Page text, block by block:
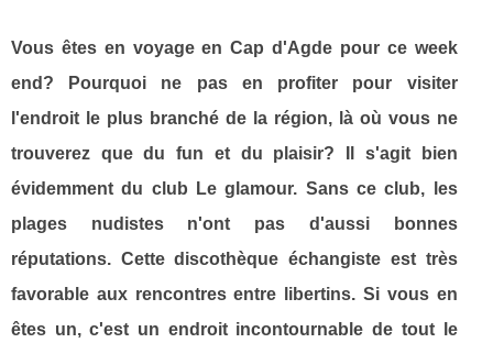
Vous êtes en voyage en Cap d'Agde pour ce week
end? Pourquoi ne pas en profiter pour visiter
l'endroit le plus branché de la région, là où vous ne
trouverez que du fun et du plaisir? Il s'agit bien
évidemment du club Le glamour. Sans ce club, les
plages nudistes n'ont pas d'aussi bonnes
réputations. Cette discothèque échangiste est très
favorable aux rencontres entre libertins. Si vous en
êtes un, c'est un endroit incontournable de tout le